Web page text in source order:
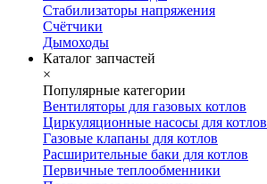
Стабилизаторы напряжения
Счётчики
Дымоходы
Каталог запчастей
×
Популярные категории
Вентиляторы для газовых котлов
Циркуляционные насосы для котлов
Газовые клапаны для котлов
Расширительные баки для котлов
Первичные теплообменники